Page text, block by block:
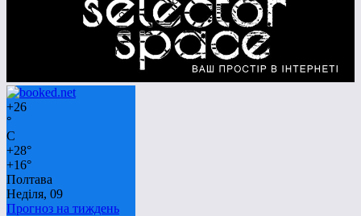
+26
°
C
+28°
+16°
Полтава
Неділя, 09
Прогноз на тиждень